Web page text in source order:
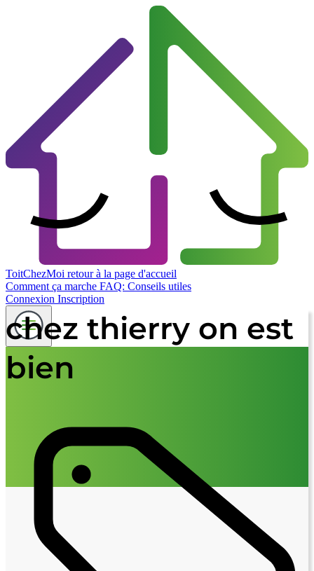
ToitChezMoi retour à la page d'accueil
Comment ça marche FAQ: Conseils utiles
Connexion Inscription
chez thierry on est
bien